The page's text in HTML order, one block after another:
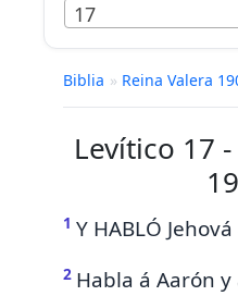
17
Biblia » Reina Valera
Levítico 17
1 Y HABLÓ
2 Habla á Aarón y